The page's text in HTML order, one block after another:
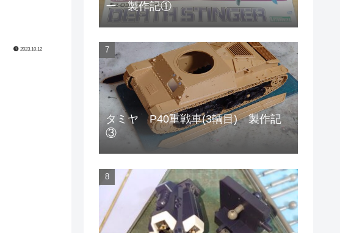
2023.10.12
ー 製作記①
タミヤ P40重戦車(3輌目) 製作記
③